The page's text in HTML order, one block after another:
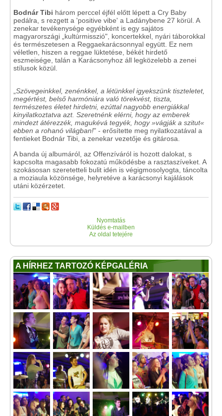
Bodnár Tibi három perccel éjfél előtt lépett a Cry Baby
pedálra, s rezgett a 'positive vibe' a Ladánybene 27 körül. A
zenekar tevékenysége egyébként is egy sajátos
magyarországi „kultúrmisszió", koncertekkel, nyári táborokkal
és természetesen a Reggaekarácsonnyal együtt. Ez nem
véletlen, hiszen a reggae lüktetése, békét hirdető
eszmeisége, talán a Karácsonyhoz áll legközelebb a zenei
stílusok közül.
Szövegeinkkel, zenénkkel, a létünkkel igyekszünk tiszteletet,
megértést, belső harmóniára való törekvést, tiszta,
természetes életet hirdetni, ezúttal nagyobb energiákkal
kinyilatkoztatva azt. Szeretnénk elérni, hogy az emberek
mindezt átérezzék, magukévá tegyék, hogy »vágják a szitut«
ebben a rohanó világban!" - erősítette meg nyilatkozatával a
fentieket Bodnár Tibi, a zenekar vezetője és gitárosa.
A banda új albumáról, az Offenzíváról is hozott dalokat, s
kapcsolta magasabb fokozatú működésbe a rasztaszíveket. A
szokásosan szeretetteli bulit idén is végigmosolyogta, táncolta
a moziaula közönsége, helyretéve a karácsonyi kajálások
utáni közérzetet.
Nyomtatás
Küldés e-mailben
Az oldal tetejére
A HÍRHEZ TARTOZÓ KÉPGALÉRIA